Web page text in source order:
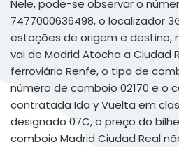
Nele, pode-se observar o
7477000636498, o localizador
estações de origem e destino,
vai de Madrid Atocha a Ciudad
ferroviário Renfe, o tipo de
número de comboio 02170 e o
contratada Ida y Vuelta em
designado 07C, o preço do
comboio Madrid Ciudad Real